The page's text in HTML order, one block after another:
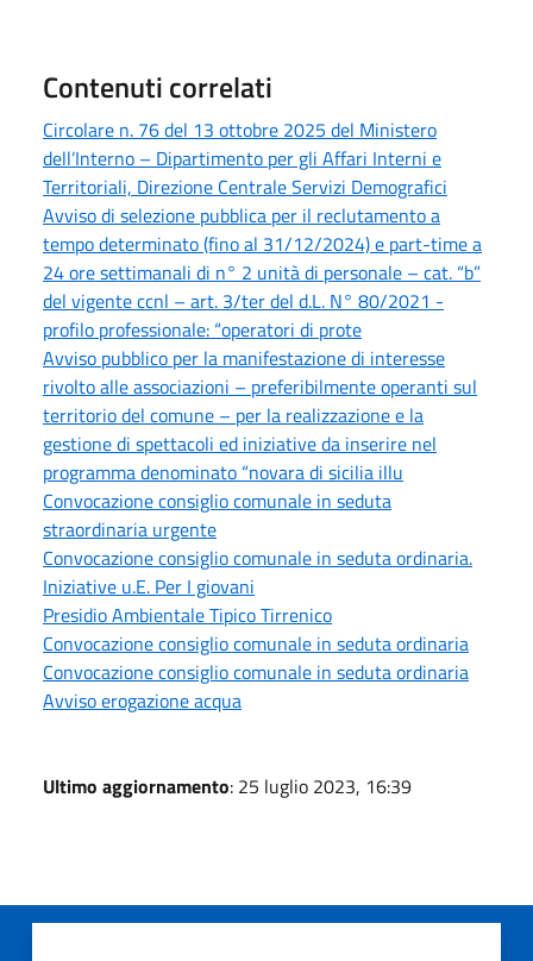
Contenuti correlati
Circolare n. 76 del 13 ottobre 2025 del Ministero
dell’Interno – Dipartimento per gli Affari Interni e
Territoriali, Direzione Centrale Servizi Demografici
Avviso di selezione pubblica per il reclutamento a
tempo determinato (fino al 31/12/2024) e part-time a
24 ore settimanali di n° 2 unità di personale – cat. “b”
del vigente ccnl – art. 3/ter del d.L. N° 80/2021 -
profilo professionale: “operatori di prote
Avviso pubblico per la manifestazione di interesse
rivolto alle associazioni – preferibilmente operanti sul
territorio del comune – per la realizzazione e la
gestione di spettacoli ed iniziative da inserire nel
programma denominato “novara di sicilia illu
Convocazione consiglio comunale in seduta
straordinaria urgente
Convocazione consiglio comunale in seduta ordinaria.
Iniziative u.E. Per I giovani
Presidio Ambientale Tipico Tirrenico
Convocazione consiglio comunale in seduta ordinaria
Convocazione consiglio comunale in seduta ordinaria
Avviso erogazione acqua
Ultimo aggiornamento: 25 luglio 2023, 16:39